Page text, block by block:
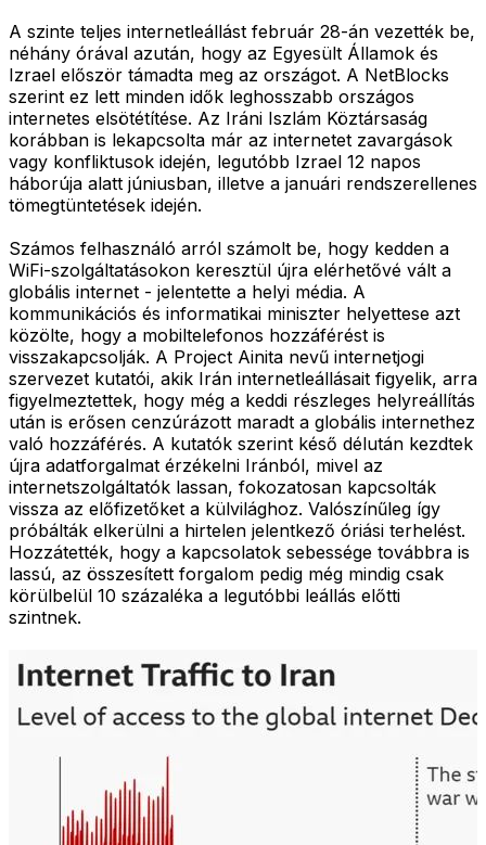
A szinte teljes internetleállást február 28-án vezették be,
néhány órával azután, hogy az Egyesült Államok és
Izrael először támadta meg az országot. A NetBlocks
szerint ez lett minden idők leghosszabb országos
internetes elsötétítése. Az Iráni Iszlám Köztársaság
korábban is lekapcsolta már az internetet zavargások
vagy konfliktusok idején, legutóbb Izrael 12 napos
háborúja alatt júniusban, illetve a januári rendszerellenes
tömegtüntetések idején.
Számos felhasználó arról számolt be, hogy kedden a
WiFi-szolgáltatásokon keresztül újra elérhetővé vált a
globális internet - jelentette a helyi média. A
kommunikációs és informatikai miniszter helyettese azt
közölte, hogy a mobiltelefonos hozzáférést is
visszakapcsolják. A Project Ainita nevű internetjogi
szervezet kutatói, akik Irán internetleállásait figyelik, arra
figyelmeztettek, hogy még a keddi részleges helyreállítás
után is erősen cenzúrázott maradt a globális internethez
való hozzáférés. A kutatók szerint késő délután kezdtek
újra adatforgalmat érzékelni Iránból, mivel az
internetszolgáltatók lassan, fokozatosan kapcsolták
vissza az előfizetőket a külvilághoz. Valószínűleg így
próbálták elkerülni a hirtelen jelentkező óriási terhelést.
Hozzátették, hogy a kapcsolatok sebessége továbbra is
lassú, az összesített forgalom pedig még mindig csak
körülbelül 10 százaléka a legutóbbi leállás előtti
szintnek.